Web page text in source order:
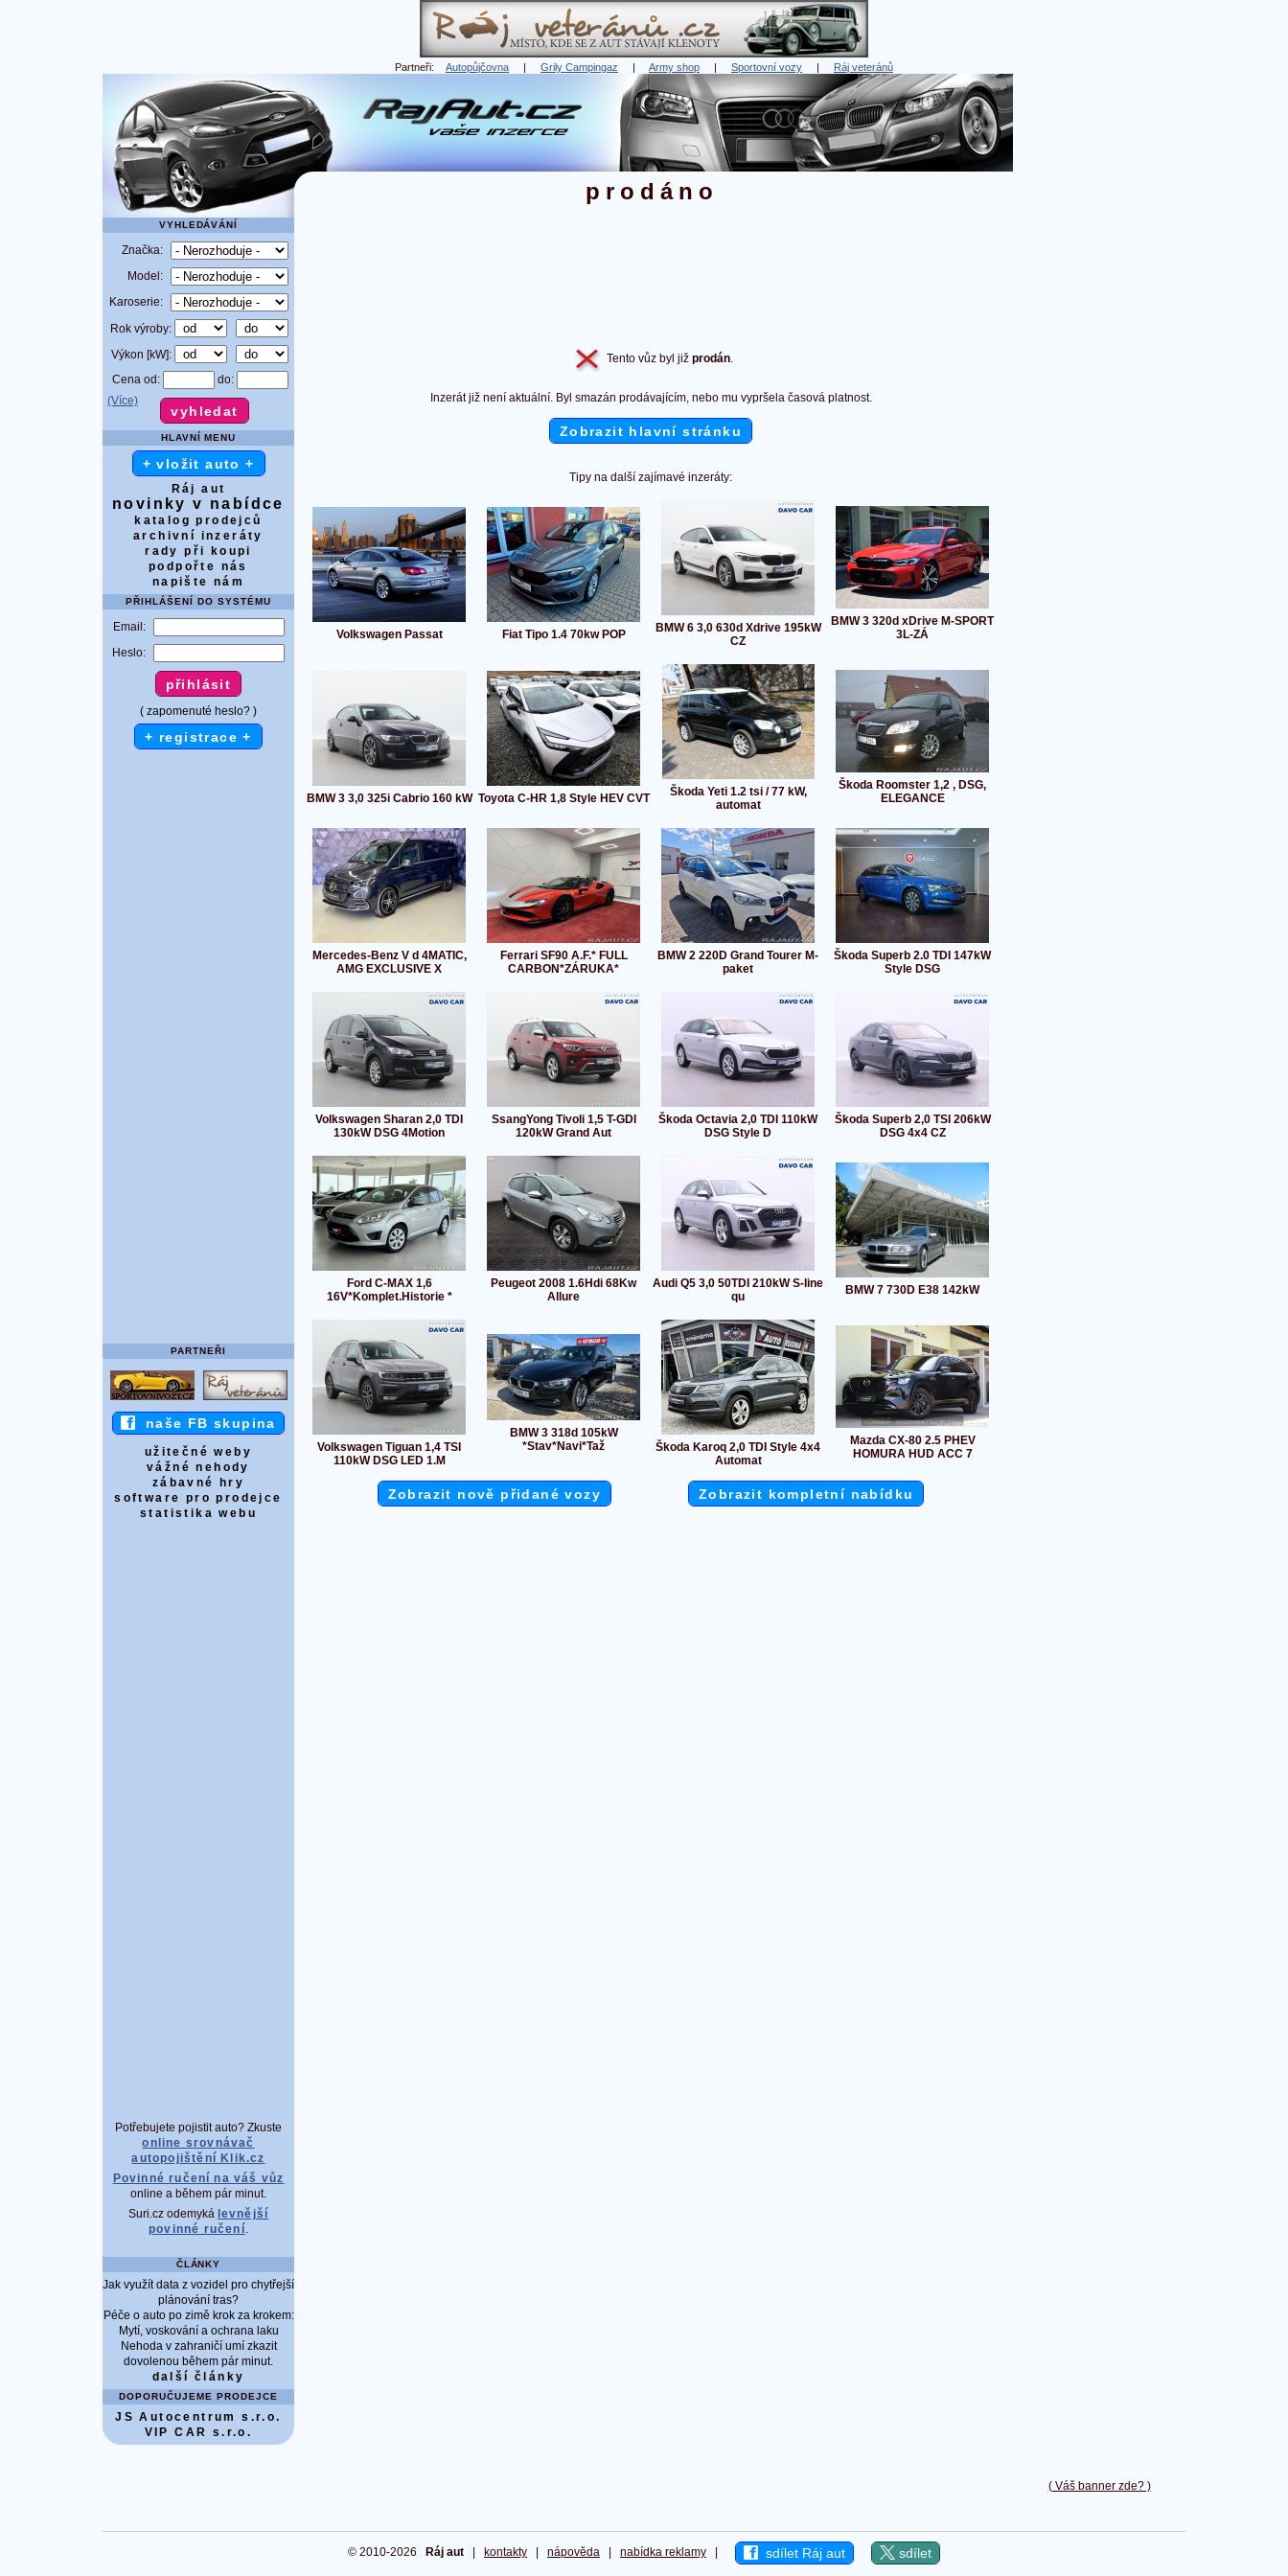
Partneři: Autopůjčovna | Grily Campingaz | Army shop | Sportovní vozy | Ráj veteránů
( Váš banner zde? )
prodáno
VYHLEDÁVÁNÍ
Značka:
Model:
Karoserie:
Rok výroby:
Výkon [kW]:
Cena od:
do:
(Více)
HLAVNÍ MENU
+ vložit auto +
Ráj aut
novinky v nabídce
katalog prodejců
archivní inzeráty
rady při koupi
podpořte nás
napište nám
PŘIHLÁŠENÍ DO SYSTÉMU
Email:
Heslo:
( zapomenuté heslo? )
+ registrace +
PARTNEŘI
naše FB skupina
užitečné weby
vážné nehody
zábavné hry
software pro prodejce
statistika webu
Potřebujete pojistit auto? Zkuste
online srovnávač
autopojištění Klik.cz
Povinné ručení na váš vůz
online a během pár minut.
Suri.cz odemyká levnější
povinné ručení.
ČLÁNKY
Jak využít data z vozidel pro chytřejší
plánování tras?
Péče o auto po zimě krok za krokem:
Mytí, voskování a ochrana laku
Nehoda v zahraničí umí zkazit
dovolenou během pár minut.
další články
DOPORUČUJEME PRODEJCE
JS Autocentrum s.r.o.
VIP CAR s.r.o.
Tento vůz byl již prodán.
Inzerát již není aktuální. Byl smazán prodávajícím, nebo mu vypršela časová platnost.
Zobrazit hlavní stránku
Tipy na další zajímavé inzeráty:
Volkswagen Passat Fiat Tipo 1.4 70kw POP
BMW 6 3,0 630d Xdrive 195kW
CZ
BMW 3 320d xDrive M-SPORT
3L-ZÁ
BMW 3 3,0 325i Cabrio 160 kW Toyota C-HR 1,8 Style HEV CVT
Škoda Yeti 1.2 tsi / 77 kW,
automat
Škoda Roomster 1,2 , DSG,
ELEGANCE
Mercedes-Benz V d 4MATIC,
AMG EXCLUSIVE X
Ferrari SF90 A.F.* FULL
CARBON*ZÁRUKA*
BMW 2 220D Grand Tourer M-
paket
Škoda Superb 2.0 TDI 147kW
Style DSG
Volkswagen Sharan 2,0 TDI
130kW DSG 4Motion
SsangYong Tivoli 1,5 T-GDI
120kW Grand Aut
Škoda Octavia 2,0 TDI 110kW
DSG Style D
Škoda Superb 2,0 TSI 206kW
DSG 4x4 CZ
Ford C-MAX 1,6
16V*Komplet.Historie *
Peugeot 2008 1.6Hdi 68Kw
Allure
Audi Q5 3,0 50TDI 210kW S-line
qu
BMW 7 730D E38 142kW
Volkswagen Tiguan 1,4 TSI
110kW DSG LED 1.M
BMW 3 318d 105kW
*Stav*Navi*Taž
Škoda Karoq 2,0 TDI Style 4x4
Automat
Mazda CX-80 2.5 PHEV
HOMURA HUD ACC 7
Zobrazit nově přidané vozy Zobrazit kompletní nabídku
© 2010-2026 Ráj aut kontakty nápověda nabídka reklamy sdílet Ráj aut sdílet